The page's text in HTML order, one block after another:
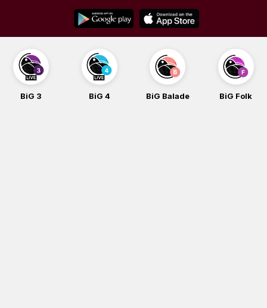
content
BiG 3 BiG 4 BiG Balade BiG Folk